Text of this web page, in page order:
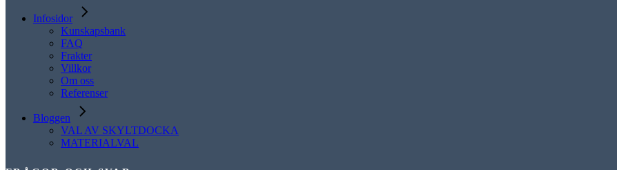
Infosidor
Kunskapsbank
FAQ
Frakter
Villkor
Om oss
Referenser
Bloggen
VAL AV SKYLTDOCKA
MATERIALVAL